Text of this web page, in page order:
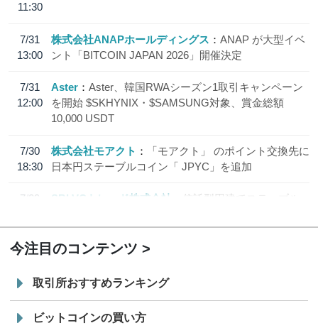
11:30
7/31
13:00
株式会社ANAPホールディングス
ANAP が大型イベ
ント「BITCOIN JAPAN 2026」開催決定
7/31
12:00
Aster
Aster、韓国RWAシーズン1取引キャンペーン
を開始 $SKHYNIX・$SAMSUNG対象、賞金総額
10,000 USDT
7/30
18:30
株式会社モアクト
「モアクト」 のポイント交換先に
日本円ステーブルコイン「 JPYC」を追加
7/29
SBI VCトレード株式会社
信託型円建てステーブル
今注目のコンテンツ
取引所おすすめランキング
ビットコインの買い方